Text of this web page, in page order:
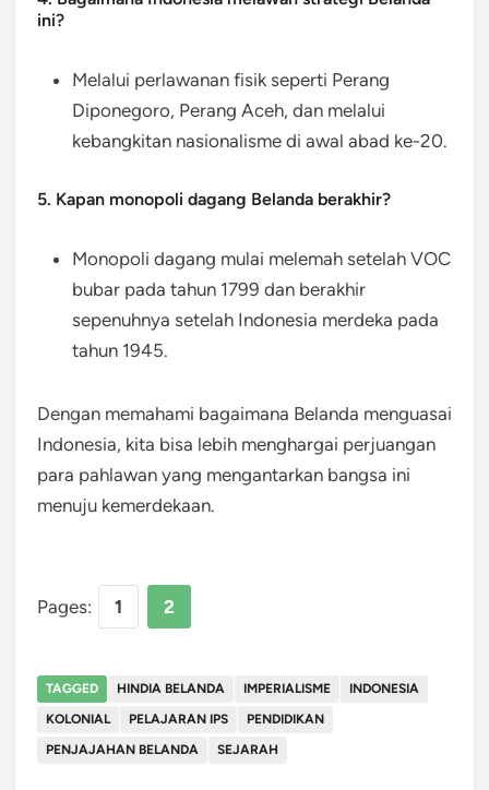
ini?
Melalui perlawanan fisik seperti Perang
Diponegoro, Perang Aceh, dan melalui
kebangkitan nasionalisme di awal abad ke-20.
5. Kapan monopoli dagang Belanda berakhir?
Monopoli dagang mulai melemah setelah VOC
bubar pada tahun 1799 dan berakhir
sepenuhnya setelah Indonesia merdeka pada
tahun 1945.
Dengan memahami bagaimana Belanda menguasai
Indonesia, kita bisa lebih menghargai perjuangan
para pahlawan yang mengantarkan bangsa ini
menuju kemerdekaan.
Pages: 1 2
TAGGED HINDIA BELANDA IMPERIALISME
INDONESIA
KOLONIAL
PELAJARAN IPS
PENDIDIKAN
PENJAJAHAN BELANDA
SEJARAH